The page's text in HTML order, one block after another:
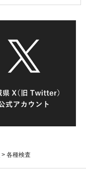
> 各種検査